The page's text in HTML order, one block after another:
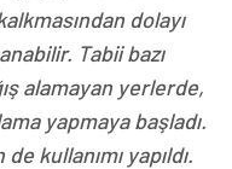
dolayı
Tabii bazı
alamayan yerlerde,
yapmaya başladı.
kullanımı yapıldı.